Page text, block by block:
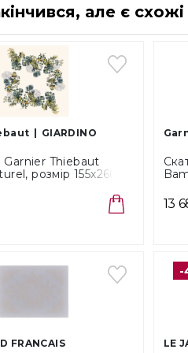
але є схожі
GIARDINO
Garnier Thiebaut
розмір 155х260
13
FRANCAIS
-
LE